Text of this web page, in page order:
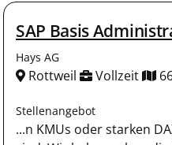
SAP Basis
Hays AG
Rottweil Vollzeit
Stellenangebot
...n KMUs oder starken